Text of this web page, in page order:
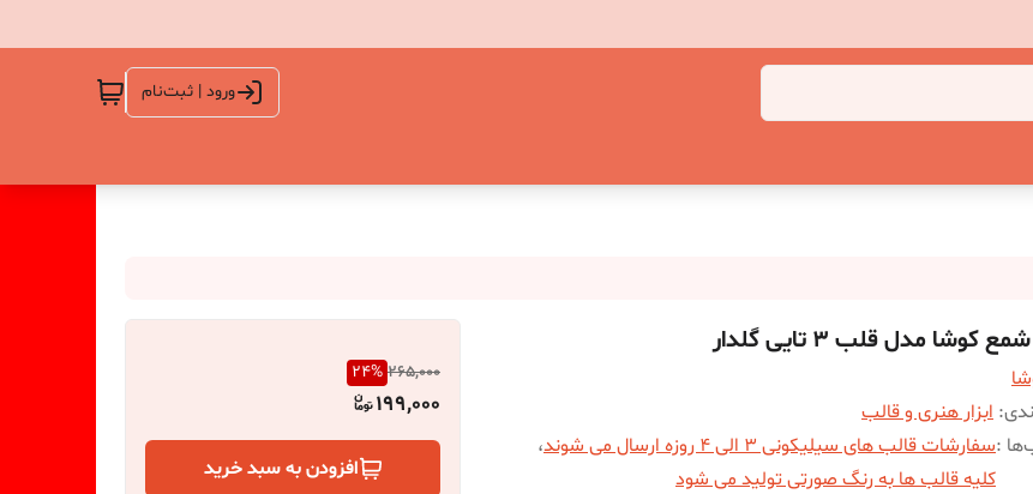
ورود | ثبت‌نام
کوشا مدل قلب 3 تایی گلدار
: ابزار هنری و قالب
:سفارشات قالب های سیلیکونی 3 الی 4 روزه ارسال می شوند
،
کلیه قالب ها به رنگ صورتی تولید می شود
265,000
24%
199,000
افزودن به سبد خرید